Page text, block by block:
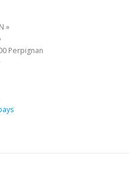
»
Perpignan